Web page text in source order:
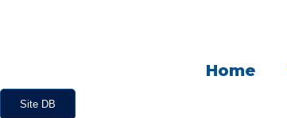
Home
Site DB